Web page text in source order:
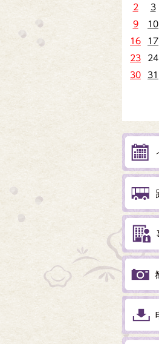
2
3
9
10
16
17
23
24
30
31